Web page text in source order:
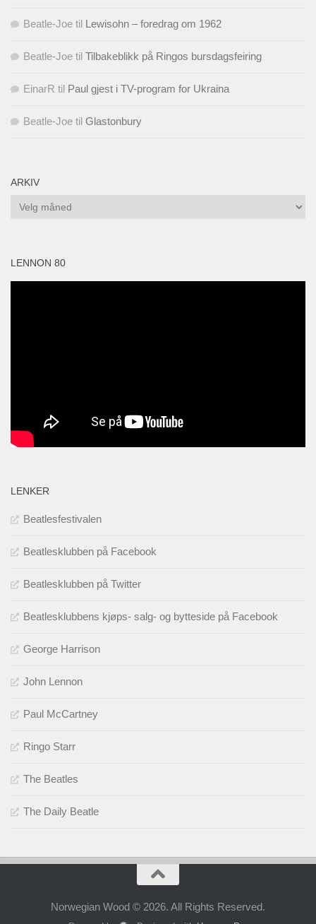
Beatle-Joe til Lewisohn – foredrag om 1962
Beatle-Joe til Tilbakeblikk på Ringos bursdagsfeiring
EinarR til Paul gjest i TV-program for Ukraina
Beatle-Joe til Glastonbury
ARKIV
Arkiv
LENNON 80
LENKER
Beatlesfestivalen
Beatlesklubben på Facebook
Beatlesklubben på Twitter
Beatlesklubbens kjøps- salg- og bytteside på Facebook
George Harrison
John Lennon
Paul McCartney
Ringo Starr
The Beatles
The Daily Beatle
Norwegian Wood © 2026. All Rights Reserved.